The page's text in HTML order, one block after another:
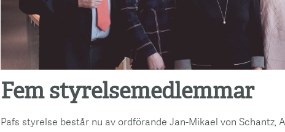
Fem styrelsemedlemmar
Pafs styrelse består nu av ordförande Jan-Mikael von Schantz,